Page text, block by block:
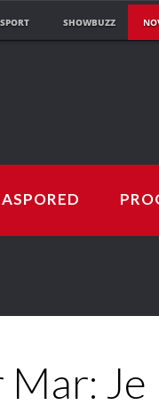
SPORT SHOWBUZZ
Mar: